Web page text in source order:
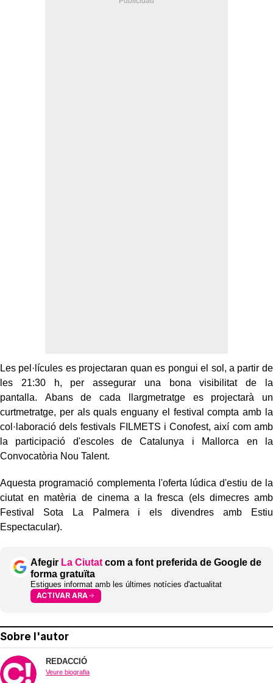
Les pel·lícules es projectaran quan es pongui el sol, a partir de
les 21:30 h, per assegurar una bona visibilitat de la
pantalla. Abans de cada llargmetratge es projectarà un
curtmetratge, per als quals enguany el festival compta amb la
col·laboració dels festivals FILMETS i Conofest, així com amb
la participació d'escoles de Catalunya i Mallorca en la
Convocatòria Nou Talent.
Aquesta programació complementa l'oferta lúdica d'estiu de la
ciutat en matèria de cinema a la fresca (els dimecres amb
Festival Sota La Palmera i els divendres amb Estiu
Espectacular).
Afegir La Ciutat com a font preferida de Google de
forma gratuïta
Estigues informat amb les últimes notícies d'actualitat
ACTIVAR ARA
Sobre l'autor
REDACCIÓ
Veure biografia